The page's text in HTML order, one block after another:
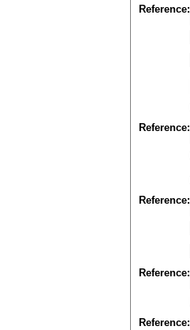
Reference:
Reference:
Reference:
Reference:
Reference: